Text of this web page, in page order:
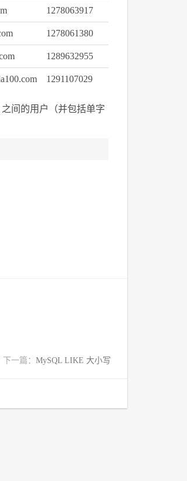
1278063917
1278061380
1289632955
1291107029
间的用户（并包括单字
下一篇： MySQL LIKE 大小写